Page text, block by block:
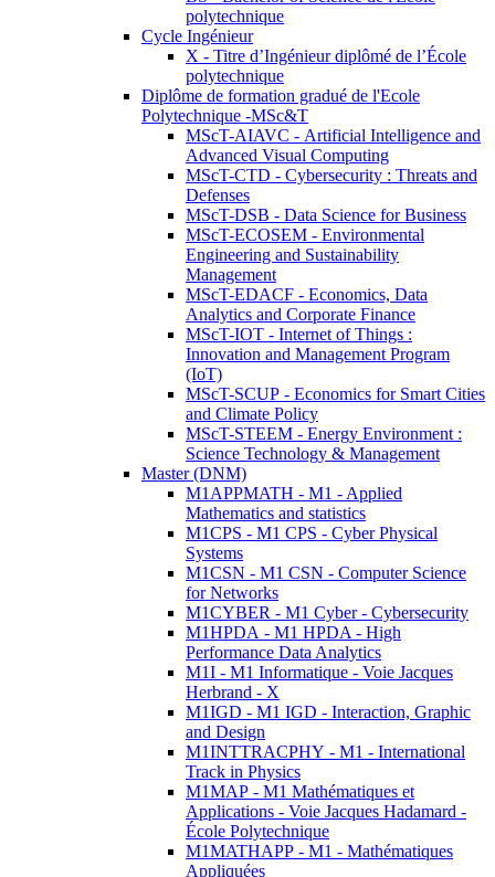
polytechnique
Cycle Ingénieur
X - Titre d’Ingénieur diplômé de l’École
polytechnique
Diplôme de formation gradué de l'Ecole
Polytechnique -MSc&T
MScT-AIAVC - Artificial Intelligence and
Advanced Visual Computing
MScT-CTD - Cybersecurity : Threats and
Defenses
MScT-DSB - Data Science for Business
MScT-ECOSEM - Environmental
Engineering and Sustainability
Management
MScT-EDACF - Economics, Data
Analytics and Corporate Finance
MScT-IOT - Internet of Things :
Innovation and Management Program
(IoT)
MScT-SCUP - Economics for Smart Cities
and Climate Policy
MScT-STEEM - Energy Environment :
Science Technology & Management
Master (DNM)
M1APPMATH - M1 - Applied
Mathematics and statistics
M1CPS - M1 CPS - Cyber Physical
Systems
M1CSN - M1 CSN - Computer Science
for Networks
M1CYBER - M1 Cyber - Cybersecurity
M1HPDA - M1 HPDA - High
Performance Data Analytics
M1I - M1 Informatique - Voie Jacques
Herbrand - X
M1IGD - M1 IGD - Interaction, Graphic
and Design
M1INTTRACPHY - M1 - International
Track in Physics
M1MAP - M1 Mathématiques et
Applications - Voie Jacques Hadamard -
École Polytechnique
M1MATHAPP - M1 - Mathématiques
Appliquées